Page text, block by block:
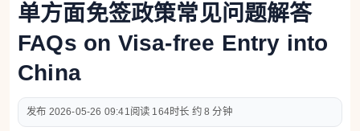
单方面免签政策常见问题解答
FAQs on Visa-free Entry into
China
2026-05-26 09:41 164 约 8 分钟